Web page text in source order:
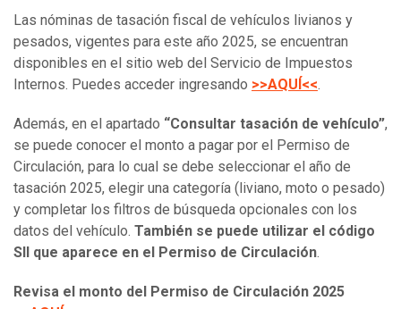
Las nóminas de tasación fiscal de vehículos livianos y
pesados, vigentes para este año 2025, se encuentran
disponibles en el sitio web del Servicio de Impuestos
Internos. Puedes acceder ingresando >>AQUÍ<<.
Además, en el apartado “Consultar tasación de vehículo”,
se puede conocer el monto a pagar por el Permiso de
Circulación, para lo cual se debe seleccionar el año de
tasación 2025, elegir una categoría (liviano, moto o pesado)
y completar los filtros de búsqueda opcionales con los
datos del vehículo. También se puede utilizar el código
SII que aparece en el Permiso de Circulación.
Revisa el monto del Permiso de Circulación 2025